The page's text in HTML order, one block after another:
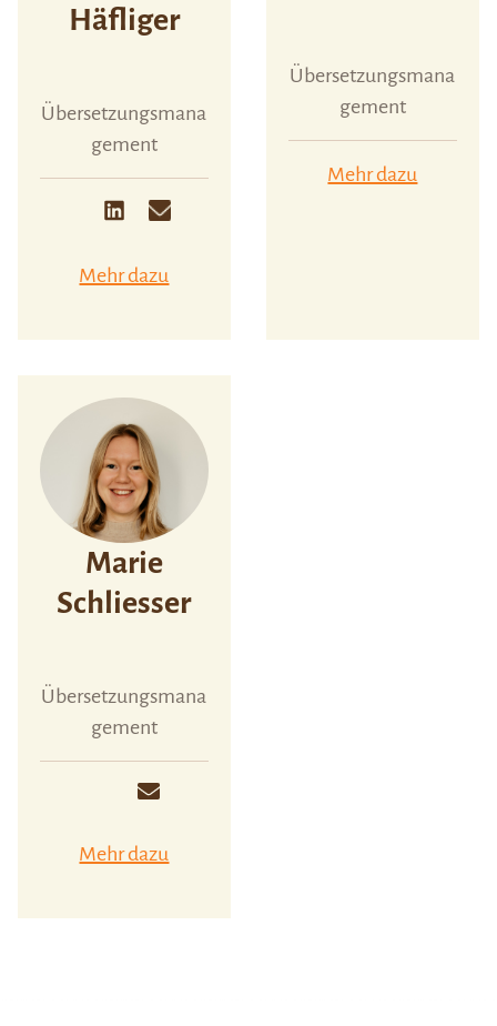
Häfliger
Übersetzungsmana
gement
Mehr dazu
Übersetzungsmana
gement
Mehr dazu
Marie
Schliesser
Übersetzungsmana
gement
Mehr dazu